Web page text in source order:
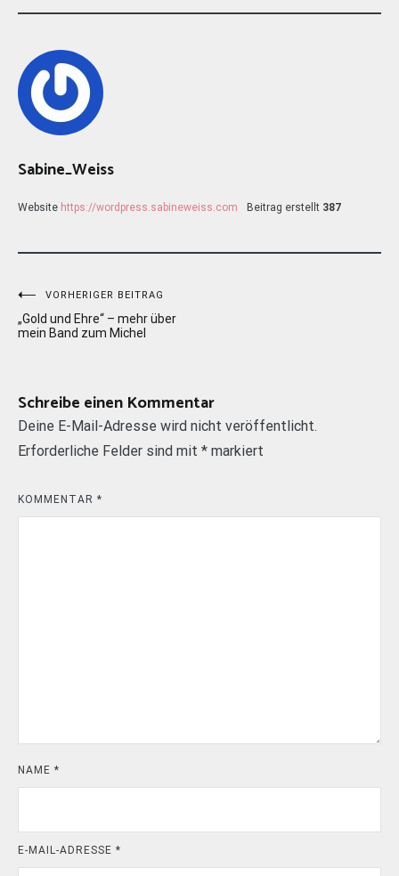
Sabine_Weiss
Website https://wordpress.sabineweiss.com Beitrag erstellt 387
Beitragsnavigation
VORHERIGER BEITRAG
„Gold und Ehre“ – mehr über
mein Band zum Michel
Schreibe einen Kommentar
Deine E-Mail-Adresse wird nicht veröffentlicht.
Erforderliche Felder sind mit * markiert
KOMMENTAR *
NAME *
E-MAIL-ADRESSE *